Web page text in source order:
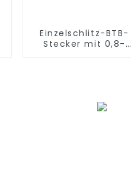
Einzelschlitz-BTB-
Stecker mit 0,8-